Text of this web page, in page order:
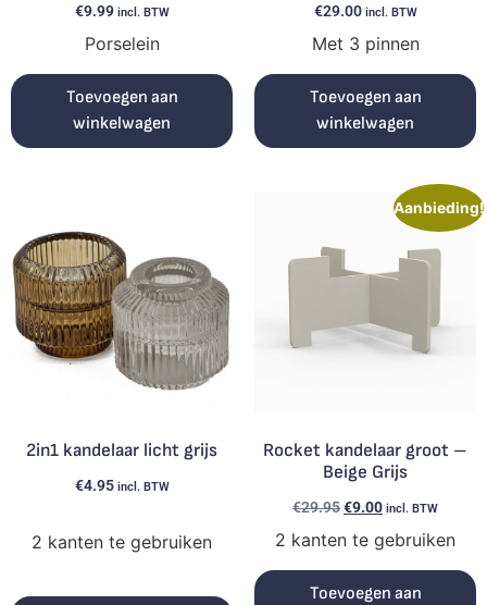
€9.99 incl. BTW
Porselein
Toevoegen aan
winkelwagen
€29.00 incl. BTW
Met 3 pinnen
Toevoegen aan
winkelwagen
2in1 kandelaar licht grijs
€4.95 incl. BTW
2 kanten te gebruiken
Aanbieding!
Rocket kandelaar groot –
Beige Grijs
€29.95€9.00 incl. BTW
2 kanten te gebruiken
Toevoegen aan